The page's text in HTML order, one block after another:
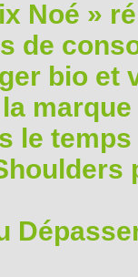
Noé »
de
bio et
le temps